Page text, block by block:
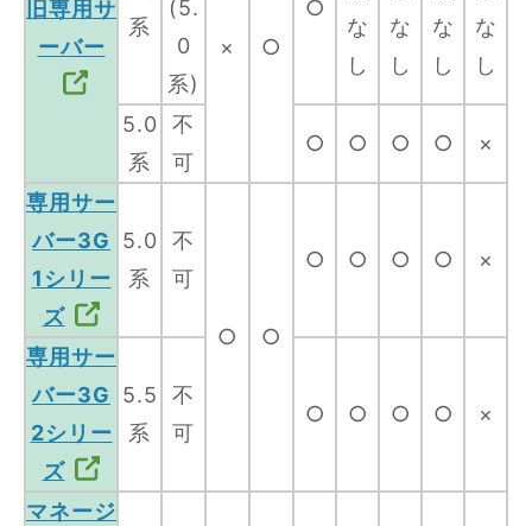
旧専用サ
ーバー
系
(5.
0
系)
× ○
○
な
し
な
し
な
し
な
し
5.0
系
不
可
○ ○ ○ ○ ×
専用サー
バー3G
1シリー
ズ
5.0
系
不
可
○ ○
○ ○ ○ ○ ×
専用サー
バー3G
2シリー
ズ
5.5
系
不
可
○ ○ ○ ○ ×
マネージ